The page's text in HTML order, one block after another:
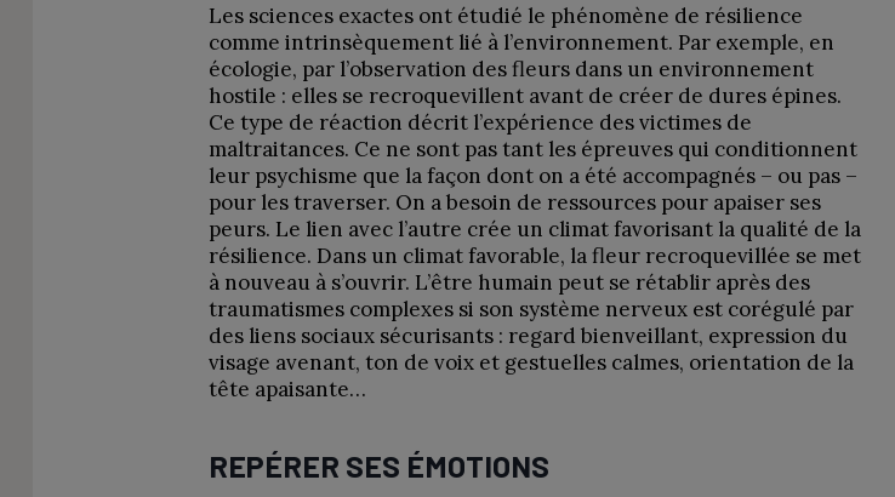
Les sciences exactes ont étudié le phénomène de résilience
comme intrinsèquement lié à l’environnement. Par exemple, en
écologie, par l’observation des fleurs dans un environnement
hostile : elles se recroquevillent avant de créer de dures épines.
Ce type de réaction décrit l’expérience des victimes de
maltraitances. Ce ne sont pas tant les épreuves qui conditionnent
leur psychisme que la façon dont on a été accompagnés – ou pas –
pour les traverser. On a besoin de ressources pour apaiser ses
peurs. Le lien avec l’autre crée un climat favorisant la qualité de la
résilience. Dans un climat favorable, la fleur recroquevillée se met
à nouveau à s’ouvrir. L’être humain peut se rétablir après des
traumatismes complexes si son système nerveux est corégulé par
des liens sociaux sécurisants : regard bienveillant, expression du
visage avenant, ton de voix et gestuelles calmes, orientation de la
tête apaisante…
REPÉRER SES ÉMOTIONS